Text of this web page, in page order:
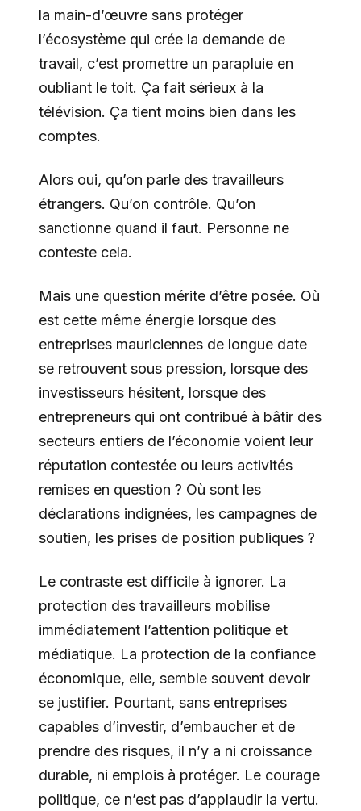
la main-d’œuvre sans protéger
l’écosystème qui crée la demande de
travail, c’est promettre un parapluie en
oubliant le toit. Ça fait sérieux à la
télévision. Ça tient moins bien dans les
comptes.
Alors oui, qu’on parle des travailleurs
étrangers. Qu’on contrôle. Qu’on
sanctionne quand il faut. Personne ne
conteste cela.
Mais une question mérite d’être posée. Où
est cette même énergie lorsque des
entreprises mauriciennes de longue date
se retrouvent sous pression, lorsque des
investisseurs hésitent, lorsque des
entrepreneurs qui ont contribué à bâtir des
secteurs entiers de l’économie voient leur
réputation contestée ou leurs activités
remises en question ? Où sont les
déclarations indignées, les campagnes de
soutien, les prises de position publiques ?
Le contraste est difficile à ignorer. La
protection des travailleurs mobilise
immédiatement l’attention politique et
médiatique. La protection de la confiance
économique, elle, semble souvent devoir
se justifier. Pourtant, sans entreprises
capables d’investir, d’embaucher et de
prendre des risques, il n’y a ni croissance
durable, ni emplois à protéger. Le courage
politique, ce n’est pas d’applaudir la vertu.